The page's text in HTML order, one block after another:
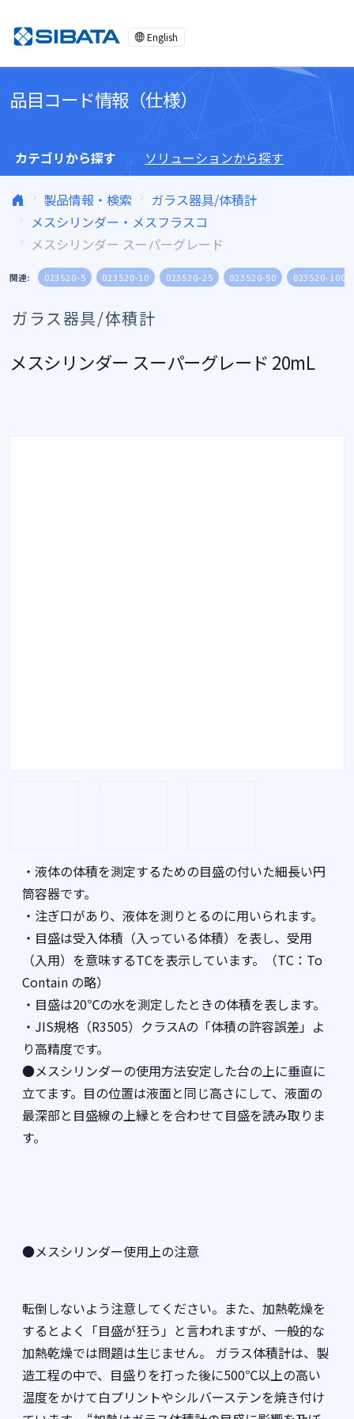
English
品目コード情報（仕様）
カテゴリから探す ソリューションから探す
製品情報・検索
ガラス器具/体積計
メスシリンダー・メスフラスコ
メスシリンダー スーパーグレード
関連: 023520-5 023520-10 023520-25 023520-50 023520-100
ガラス器具/体積計
メスシリンダー スーパーグレード 20mL
・液体の体積を測定するための目盛の付いた細長い円
筒容器です。
・注ぎ口があり、液体を測りとるのに用いられます。
・目盛は受入体積（入っている体積）を表し、受用
（入用）を意味するTCを表示しています。（TC：To
Contain の略）
・目盛は20℃の水を測定したときの体積を表します。
・JIS規格（R3505）クラスAの「体積の許容誤差」よ
り高精度です。
●メスシリンダーの使用方法安定した台の上に垂直に
立てます。目の位置は液面と同じ高さにして、液面の
最深部と目盛線の上縁とを合わせて目盛を読み取りま
す。
●メスシリンダー使用上の注意
転倒しないよう注意してください。また、加熱乾燥を
するとよく「目盛が狂う」と言われますが、一般的な
加熱乾燥では問題は生じません。 ガラス体積計は、製
造工程の中で、目盛りを打った後に500℃以上の高い
温度をかけて白プリントやシルバーステンを焼き付け